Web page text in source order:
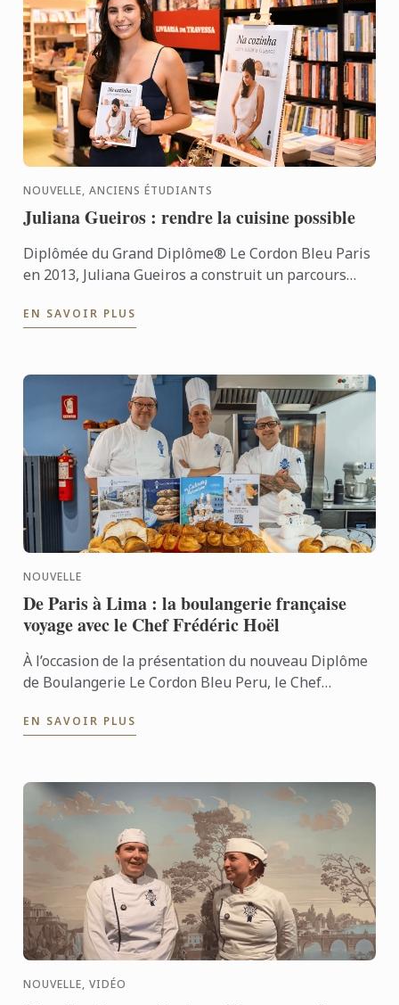
NOUVELLE, ANCIENS ÉTUDIANTS
Juliana Gueiros : rendre la cuisine possible
Diplômée du Grand Diplôme® Le Cordon Bleu Paris
en 2013, Juliana Gueiros a construit un parcours
Après ...
EN SAVOIR PLUS
NOUVELLE
De Paris à Lima : la boulangerie française
voyage avec le Chef Frédéric Hoël
À l’occasion de la présentation du nouveau Diplôme
de Boulangerie Le Cordon Bleu Peru, le Chef
savoir-faire de ...
EN SAVOIR PLUS
NOUVELLE, VIDÉO